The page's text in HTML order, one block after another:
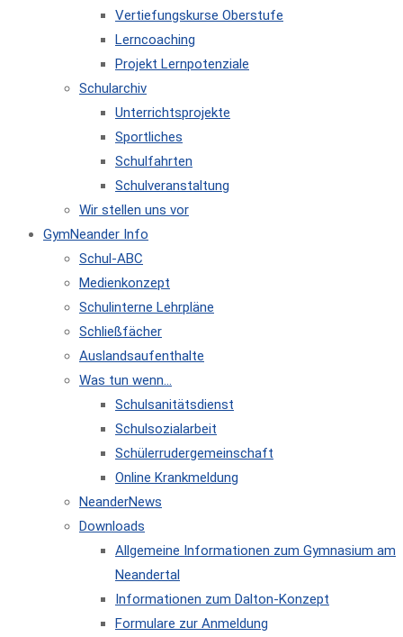
Vertiefungskurse Oberstufe
Lerncoaching
Projekt Lernpotenziale
Schularchiv
Unterrichtsprojekte
Sportliches
Schulfahrten
Schulveranstaltung
Wir stellen uns vor
GymNeander Info
Schul-ABC
Medienkonzept
Schulinterne Lehrpläne
Schließfächer
Auslandsaufenthalte
Was tun wenn…
Schulsanitätsdienst
Schulsozialarbeit
Schülerrudergemeinschaft
Online Krankmeldung
NeanderNews
Downloads
Allgemeine Informationen zum Gymnasium am
Neandertal
Informationen zum Dalton-Konzept
Formulare zur Anmeldung